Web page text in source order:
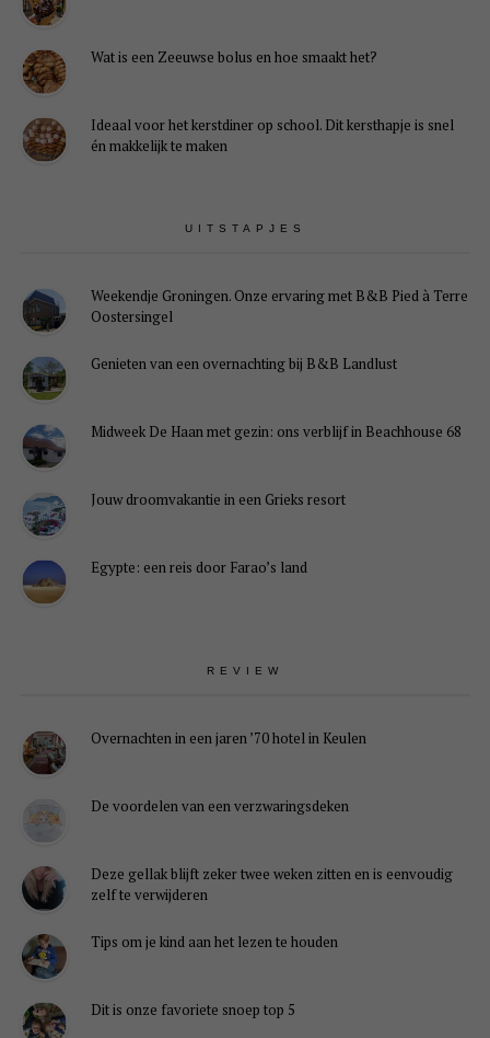
Wat is een Zeeuwse bolus en hoe smaakt het?
Ideaal voor het kerstdiner op school. Dit kersthapje is snel
én makkelijk te maken
UITSTAPJES
Weekendje Groningen. Onze ervaring met B&B Pied à Terre
Oostersingel
Genieten van een overnachting bij B&B Landlust
Midweek De Haan met gezin: ons verblijf in Beachhouse 68
Jouw droomvakantie in een Grieks resort
Egypte: een reis door Farao’s land
REVIEW
Overnachten in een jaren ’70 hotel in Keulen
De voordelen van een verzwaringsdeken
Deze gellak blijft zeker twee weken zitten en is eenvoudig
zelf te verwijderen
Tips om je kind aan het lezen te houden
Dit is onze favoriete snoep top 5